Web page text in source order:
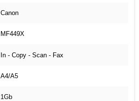
Canon
MF449X
In - Copy - Scan - Fax
A4/A5
1Gb